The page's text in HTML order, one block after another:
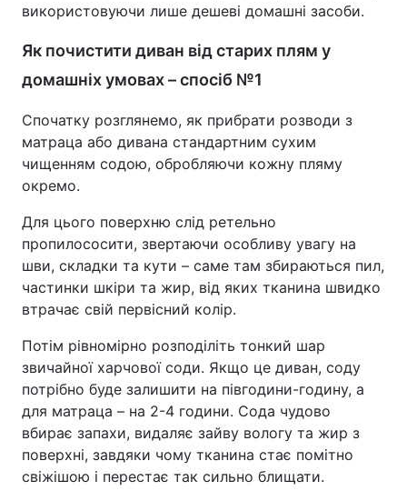
використовуючи лише дешеві домашні засоби.
Як почистити диван від старих плям у
домашніх умовах – спосіб №1
Спочатку розглянемо, як прибрати розводи з
матраца або дивана стандартним сухим
чищенням содою, обробляючи кожну пляму
окремо.
Для цього поверхню слід ретельно
пропилососити, звертаючи особливу увагу на
шви, складки та кути – саме там збираються пил,
частинки шкіри та жир, від яких тканина швидко
втрачає свій первісний колір.
Потім рівномірно розподіліть тонкий шар
звичайної харчової соди. Якщо це диван, соду
потрібно буде залишити на півгодини-годину, а
для матраца – на 2-4 години. Сода чудово
вбирає запахи, видаляє зайву вологу та жир з
поверхні, завдяки чому тканина стає помітно
свіжішою і перестає так сильно блищати.